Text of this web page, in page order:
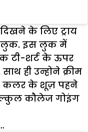
के लिए ट्राय
लुक. इस लुक में
टी-शर्ट के ऊपर
ही उन्होने क्रीम
कलर के शूज़ पहने
कौलेज गोइंग